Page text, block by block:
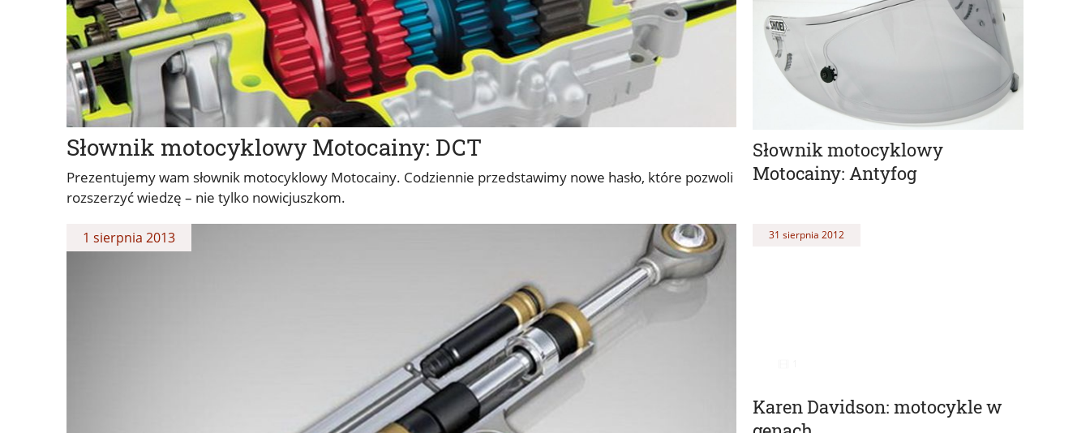
Słownik motocyklowy Motocainy: DCT
Prezentujemy wam słownik motocyklowy Motocainy. Codziennie przedstawimy nowe hasło, które pozwoli
rozszerzyć wiedzę – nie tylko nowicjuszkom.
Słownik motocyklowy
Motocainy: Antyfog
1 sierpnia 2013
Karen Davidson: motocykle w
31 sierpnia 2012